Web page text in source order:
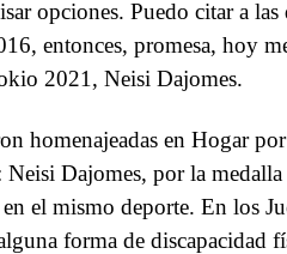
opciones. Puedo citar a las
entonces, promesa, hoy
2021, Neisi Dajomes.
homenajeadas en Hogar
Dajomes, por la
el mismo deporte. En los
forma de discapacidad